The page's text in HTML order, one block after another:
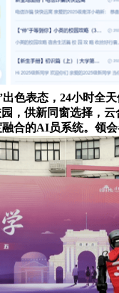
色表态，24小时全
，供新同窗选择，
合的AI员系统。领